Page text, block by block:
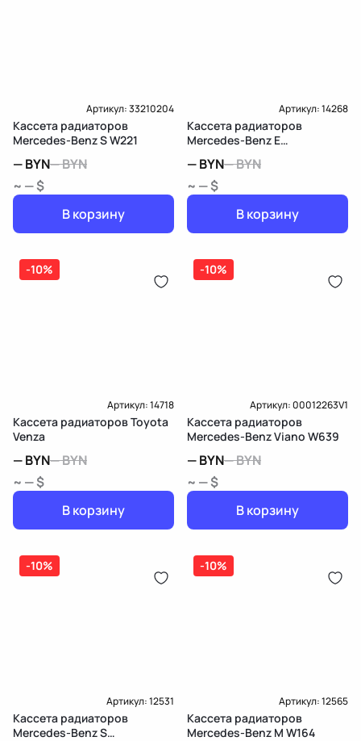
Артикул:33210204
Кассета радиаторов
Mercedes-Benz S W221
—BYN—BYN
~ — $
В корзину
Артикул:14268
Кассета радиаторов
Mercedes-Benz E
—BYN—BYN
~ — $
В корзину
-10%
Артикул:14718
Кассета радиаторов Toyota
Venza
—BYN—BYN
~ — $
В корзину
-10%
Артикул:00012263V1
Кассета радиаторов
Mercedes-Benz Viano W639
—BYN—BYN
~ — $
В корзину
-10%
Артикул:12531
Кассета радиаторов
Mercedes-Benz S
-10%
Артикул:12565
Кассета радиаторов
Mercedes-Benz M W164